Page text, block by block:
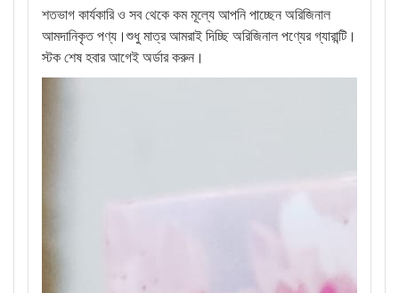
শতভাগ কার্যকারি ও সব থেকে কম মূল্যে আপনি পাচ্ছেন অরিজিনাল
আমদানিকৃত পণ্য।শুধু মাত্র আমরাই দিচ্ছি অরিজিনাল পণ্যের গ্যারান্টি।
স্টক শেষ হবার আগেই অর্ডার করুন।